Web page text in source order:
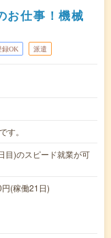
お仕事！機械
録OK 派遣
す。
目)のスピード就業が可
(稼働21日)